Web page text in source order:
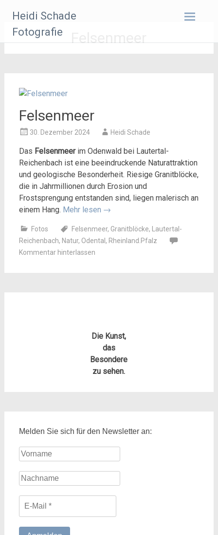
Inhalt
springen
Heidi Schade
Fotografie
Felsenmeer
Felsenmeer
30. Dezember 2024 Heidi Schade
Das Felsenmeerim Odenwald bei Lautertal-
Reichenbach ist eine beeindruckende Naturattraktion
und geologische Besonderheit. Riesige Granitblöcke,
die in Jahrmillionen durch Erosion und
Frostsprengung entstanden sind, liegen malerisch an
einem Hang. Mehr lesen →
Fotos Felsenmeer, Granitblöcke,
Lautertal-
Reichenbach, Natur, Odental , Rheinland.Pfalz
Kommentar hinterlassen
Die Kunst,
das
Besondere
zu sehen.
Melden Sie sich für den Newsletter an: